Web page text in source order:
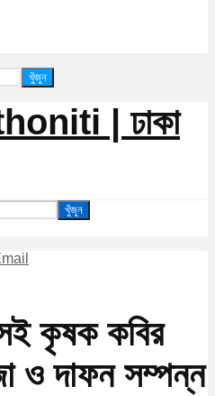
খুঁজুন
খুঁজুন
কৃষক কবির
ও দাফন সম্পন্ন